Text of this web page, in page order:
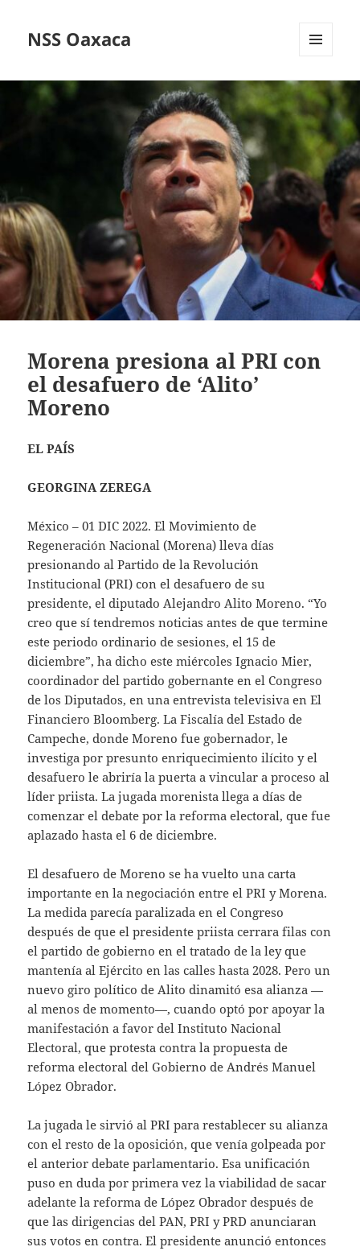
NSS Oaxaca
WIDGETS
Morena presiona al PRI con
el desafuero de ‘Alito’
Moreno
EL PAÍS
GEORGINA ZEREGA
México – 01 DIC 2022. El Movimiento de
Regeneración Nacional (Morena) lleva días
presionando al Partido de la Revolución
Institucional (PRI) con el desafuero de su
presidente, el diputado Alejandro Alito Moreno. “Yo
creo que sí tendremos noticias antes de que termine
este periodo ordinario de sesiones, el 15 de
diciembre”, ha dicho este miércoles Ignacio Mier,
coordinador del partido gobernante en el Congreso
de los Diputados, en una entrevista televisiva en El
Financiero Bloomberg. La Fiscalía del Estado de
Campeche, donde Moreno fue gobernador, le
investiga por presunto enriquecimiento ilícito y el
desafuero le abriría la puerta a vincular a proceso al
líder priista. La jugada morenista llega a días de
comenzar el debate por la reforma electoral, que fue
aplazado hasta el 6 de diciembre.
El desafuero de Moreno se ha vuelto una carta
importante en la negociación entre el PRI y Morena.
La medida parecía paralizada en el Congreso
después de que el presidente priista cerrara filas con
el partido de gobierno en el tratado de la ley que
mantenía al Ejército en las calles hasta 2028. Pero un
nuevo giro político de Alito dinamitó esa alianza —
al menos de momento—, cuando optó por apoyar la
manifestación a favor del Instituto Nacional
Electoral, que protesta contra la propuesta de
reforma electoral del Gobierno de Andrés Manuel
López Obrador.
La jugada le sirvió al PRI para restablecer su alianza
con el resto de la oposición, que venía golpeada por
el anterior debate parlamentario. Esa unificación
puso en duda por primera vez la viabilidad de sacar
adelante la reforma de López Obrador después de
que las dirigencias del PAN, PRI y PRD anunciaran
sus votos en contra. El presidente anunció entonces